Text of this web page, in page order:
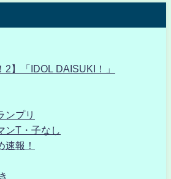
2】「IDOL DAISUKI！」
ンプリ
ンT・子なし
速報！